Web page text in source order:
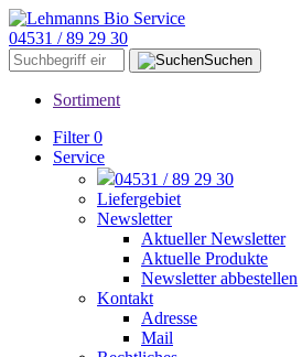
04531 / 89 29 30
Suchen
Sortiment
Filter 0
Service
04531 / 89 29 30
Liefergebiet
Newsletter
Aktueller Newsletter
Aktuelle Produkte
Newsletter abbestellen
Kontakt
Adresse
Mail